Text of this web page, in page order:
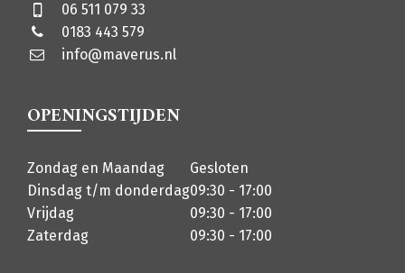
06 511 079 33
0183 443 579
info@maverus.nl
OPENINGSTIJDEN
Zondag en Maandag
Gesloten
Dinsdag t/m donderdag09:30 - 17:00
Vrijdag
09:30 - 17:00
Zaterdag
09:30 - 17:00